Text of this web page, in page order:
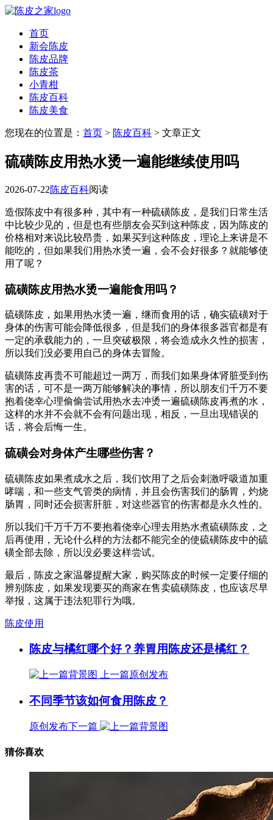
首页
新会陈皮
陈皮品牌
陈皮茶
小青柑
陈皮百科
陈皮美食
您现在的位置是： 首页 > 陈皮百科 > 文章正文
硫磺陈皮用热水烫一遍能继续使用吗
2026-07-22陈皮百科阅读
造假陈皮中有很多种，其中有一种硫磺陈皮，是我们日常生活
中比较少见的，但是也有些朋友会买到这种陈皮，因为陈皮的
价格相对来说比较昂贵，如果买到这种陈皮，理论上来讲是不
能吃的，但如果我们用热水烫一遍，会不会好很多？就能够使
用了呢？
硫磺陈皮用热水烫一遍能食用吗？
硫磺陈皮，如果用热水烫一遍，继而食用的话，确实硫磺对于
身体的伤害可能会降低很多，但是我们的身体很多器官都是有
一定的承载能力的，一旦突破极限，将会造成永久性的损害，
所以我们没必要用自己的身体去冒险。
硫磺陈皮再贵不可能超过一两万，而我们如果身体肾脏受到伤
害的话，可不是一两万能够解决的事情，所以朋友们千万不要
抱着侥幸心理偷偷尝试用热水去冲烫一遍硫磺陈皮再煮的水，
这样的水并不会就不会有问题出现，相反，一旦出现错误的
话，将会后悔一生。
硫磺会对身体产生哪些伤害？
硫磺陈皮如果煮成水之后，我们饮用了之后会刺激呼吸道加重
哮喘，和一些支气管类的病情，并且会伤害我们的肠胃，灼烧
肠胃，同时还会损害肝脏，对这些器官的伤害都是永久性的。
所以我们千万千万不要抱着侥幸心理去用热水煮硫磺陈皮，之
后再使用，无论什么样的方法都不能完全的使硫磺陈皮中的硫
磺全部去除，所以没必要这样尝试。
最后，陈皮之家温馨提醒大家，购买陈皮的时候一定要仔细的
辨别陈皮，如果发现要买的商家在售卖硫磺陈皮，也应该尽早
举报，这属于违法犯罪行为哦。
陈皮使用
陈皮与橘红哪个好？养胃用陈皮还是橘红？
上一篇原创发布
不同季节该如何食用陈皮？
原创发布下一篇
猜你喜欢